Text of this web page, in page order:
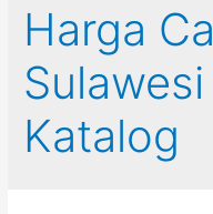
Harga
Katalog